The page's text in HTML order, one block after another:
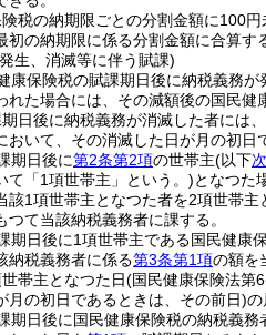
税の納期限ごとの分割金額に100
初の納期限に係る分割金額に合算す
生、消滅等に伴う賦課)
康保険税の賦課期日後に納税義務
れた場合には、その減額後の国民
日後に納税義務が消滅した者には
おいて、その消滅した日が月の初日
期日後に第2条第2項の世帯主(以下
て「1項世帯主」という。)となつた
該1項世帯主となつた者を2項世帯
つて当該納税義務者に課する。
期日後に1項世帯主である国民健康
納税義務者に係る第3条第1項の額を
帯主となつた日(国民健康保険法第
月の初日であるときは、その前日)の
期日後に国民健康保険税の納税義